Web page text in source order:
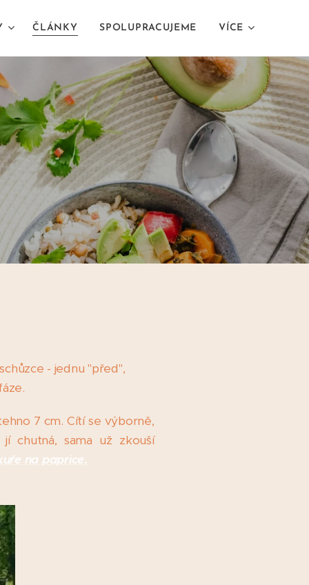
ČLÁNKY SPOLUPRACUJEME VÍCE
- jednu "před",
7 cm. Cítí se výborně,
chutná, sama už zkouší
na paprice.